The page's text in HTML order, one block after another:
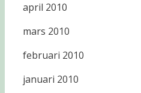
april 2010
mars 2010
februari 2010
januari 2010